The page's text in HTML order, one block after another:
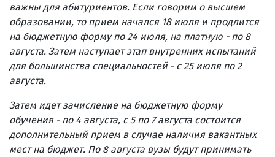
важны для абитуриентов. Если говорим о высшем
образовании, то прием начался 18 июля и продлится
на бюджетную форму по 24 июля, на платную - по 8
августа. Затем наступает этап внутренних испытаний
для большинства специальностей - с 25 июля по 2
августа.
Затем идет зачисление на бюджетную форму
обучения - по 4 августа, с 5 по 7 августа состоится
дополнительный прием в случае наличия вакантных
мест на бюджет. По 8 августа вузы будут принимать